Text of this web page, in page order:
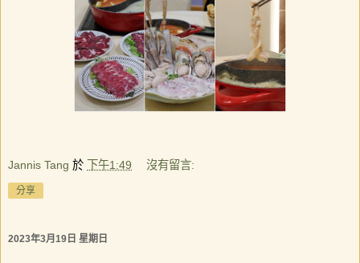
Jannis Tang 於 下午1:49 沒有留言:
分享
2023年3月19日 星期日